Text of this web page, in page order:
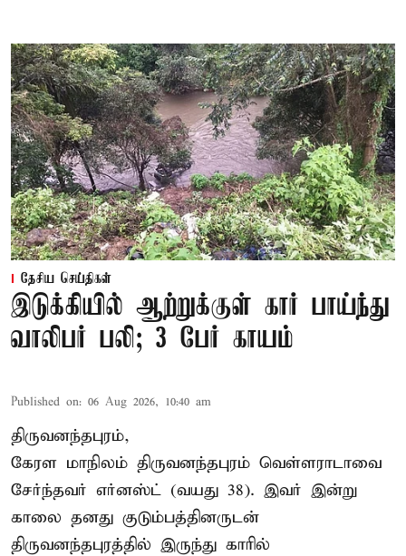
தேசிய செய்திகள்
இடுக்கியில் ஆற்றுக்குள் கார் பாய்ந்து
வாலிபர் பலி; 3 பேர் காயம்
Published on: 06 Aug 2026, 10:40 am
திருவனந்தபுரம்,
கேரள மாநிலம் திருவனந்தபுரம் வெள்ளராடாவை
சேர்ந்தவர் எர்னஸ்ட் (வயது 38). இவர் இன்று
காலை தனது குடும்பத்தினருடன்
திருவனந்தபுரத்தில் இருந்து காரில்